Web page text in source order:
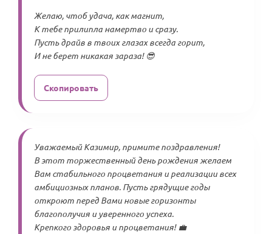
Желаю, чтоб удача, как магнит,
К тебе прилипла намертво и сразу.
Пусть драйв в твоих глазах всегда горит,
И не берет никакая зараза! 😎
Скопировать
Уважаемый Казимир, примите поздравления!
В этот торжественный день рождения желаем
Вам стабильного процветания и реализации всех
амбициозных планов. Пусть грядущие годы
откроют перед Вами новые горизонты
благополучия и уверенного успеха.
Крепкого здоровья и процветания! 💼